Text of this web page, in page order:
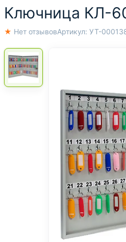
Ключница КЛ-
★ Нет отзывовАртикул: УТ-